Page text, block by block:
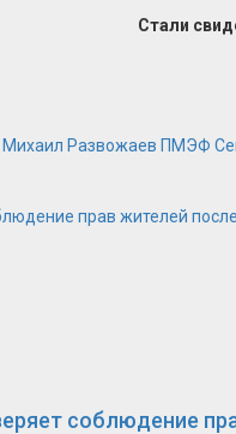
Стали
Михаил Развожаев ПМЭФ
прав жителей
соблюдение